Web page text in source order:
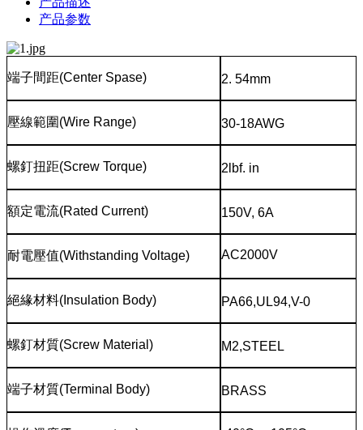
产品参数
端子間距(Center Spase) 2. 54mm
壓線範圍(Wire Range) 30-18AWG
螺釘扭距(Screw Torque) 2lbf. in
額定電流(Rated Current) 150V, 6A
耐電壓值(Withstanding Voltage) AC2000V
絕緣材料(Insulation Body) PA66,UL94,V-0
螺釘材質(Screw Material) M2,STEEL
端子材質(Terminal Body) BRASS